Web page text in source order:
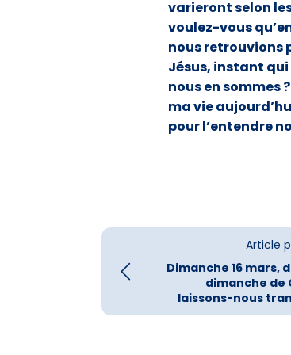
varieront selon
voulez-vous
nous retrouvions
Jésus, instant
nous en sommes
ma vie
pour l’entendre
Article
Dimanche 16 mars,
dimanche de
laissons-nous